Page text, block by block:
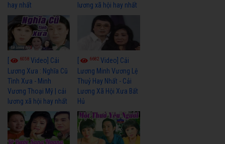
hay nhất
lương xã hội hay nhất
6058 Video] Cải
Lương Xưa : Nghĩa Cũ
Tình Xưa - Minh
Vương Thoại Mỹ | cải
lương xã hội hay nhất
6682Video] Cải
Lương Minh Vương Lệ
Thuỷ Hay Nhất - Cải
Lương Xã Hội Xưa Bất
Hủ